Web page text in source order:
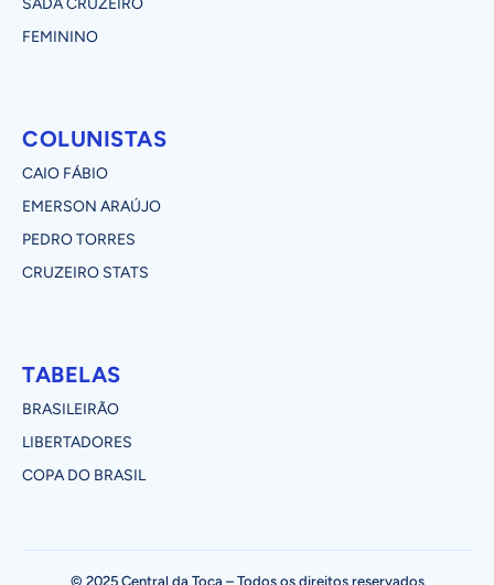
SADA CRUZEIRO
FEMININO
COLUNISTAS
CAIO FÁBIO
EMERSON ARAÚJO
PEDRO TORRES
CRUZEIRO STATS
TABELAS
BRASILEIRÃO
LIBERTADORES
COPA DO BRASIL
© 2025 Central da Toca – Todos os direitos reservados